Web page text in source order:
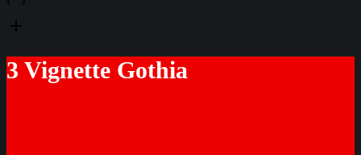
3 Vignette Gothia